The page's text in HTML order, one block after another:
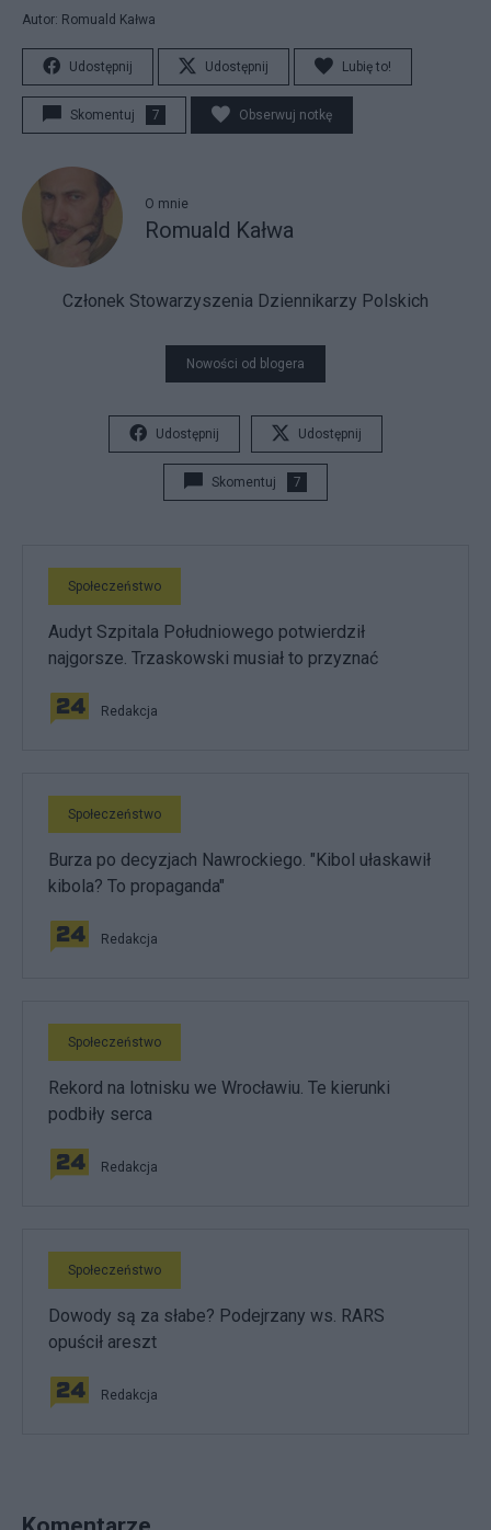
Autor: Romuald Kałwa
Udostępnij Udostępnij Lubię to!
Skomentuj 7 Obserwuj notkę
O mnie
Romuald Kałwa
Członek Stowarzyszenia Dziennikarzy Polskich
Nowości od blogera
Udostępnij Udostępnij
Skomentuj 7
Społeczeństwo
Audyt Szpitala Południowego potwierdził
najgorsze. Trzaskowski musiał to przyznać
Redakcja
Społeczeństwo
Burza po decyzjach Nawrockiego. "Kibol ułaskawił
kibola? To propaganda"
Redakcja
Społeczeństwo
Rekord na lotnisku we Wrocławiu. Te kierunki
podbiły serca
Redakcja
Społeczeństwo
Dowody są za słabe? Podejrzany ws. RARS
opuścił areszt
Redakcja